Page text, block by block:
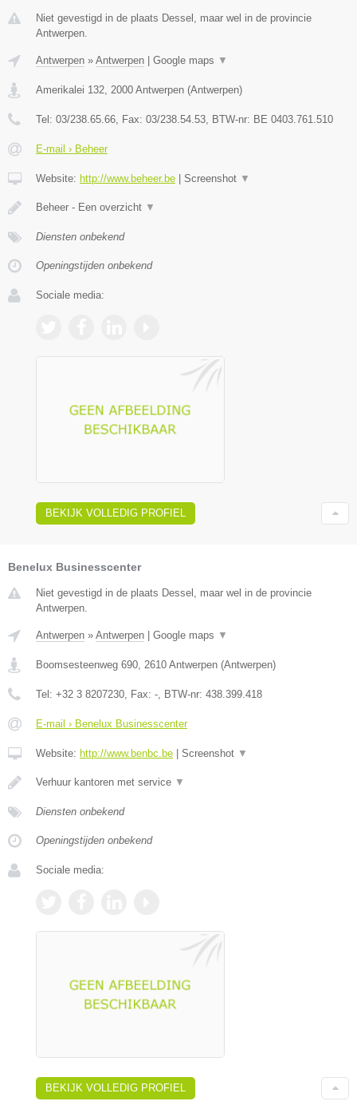
Niet gevestigd in de plaats Dessel, maar wel in de provincie
Antwerpen.
Antwerpen » Antwerpen Google maps ▼
Amerikalei 132, 2000 Antwerpen (Antwerpen)
Tel: 03/238.65.66, Fax: 03/238.54.53, BTW-nr: BE 0403.761.510
E-mail › Beheer
Website: http://www.beheer.be Screenshot ▼
Beheer - Een overzicht ▼
Diensten onbekend
Openingstijden onbekend
Sociale media:
BEKIJK VOLLEDIG PROFIEL
Benelux Businesscenter
Niet gevestigd in de plaats Dessel, maar wel in de provincie
Antwerpen.
Antwerpen » Antwerpen Google maps ▼
Boomsesteenweg 690 2610 Antwerpen (Antwerpen)
Tel: +32 3 8207230 , Fax: - , BTW-nr: 438.399.418
E-mail › Benelux Businesscenter
Website: http://www.benbc.be Screenshot ▼
Verhuur kantoren met service ▼
Diensten onbekend
Openingstijden onbekend
Sociale media:
BEKIJK VOLLEDIG PROFIEL